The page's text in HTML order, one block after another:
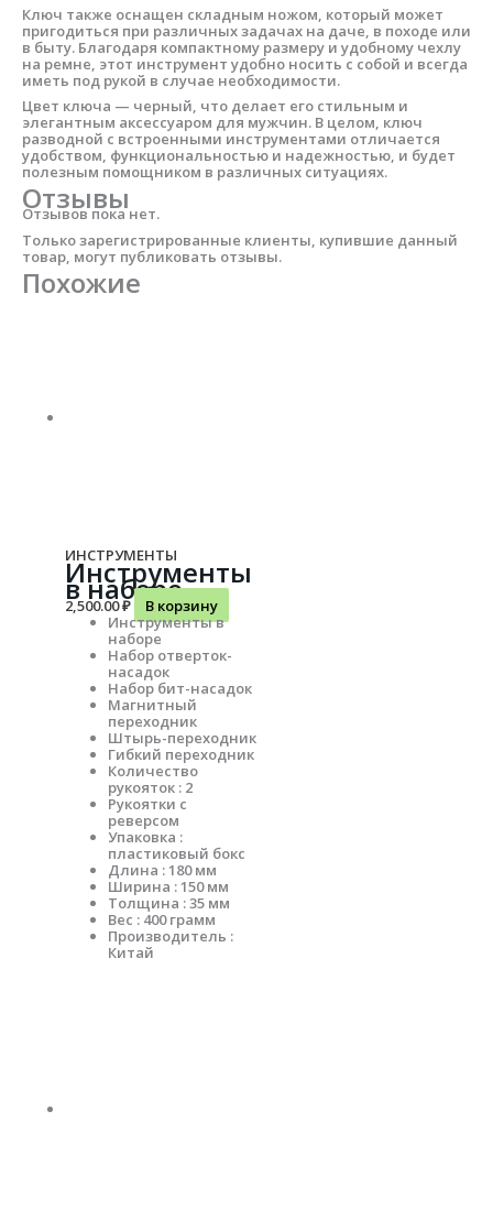
Ключ также оснащен складным ножом, который может
пригодиться при различных задачах на даче, в походе или
в быту. Благодаря компактному размеру и удобному чехлу
на ремне, этот инструмент удобно носить с собой и всегда
иметь под рукой в случае необходимости.
Цвет ключа — черный, что делает его стильным и
элегантным аксессуаром для мужчин. В целом, ключ
разводной с встроенными инструментами отличается
удобством, функциональностью и надежностью, и будет
полезным помощником в различных ситуациях.
Отзывы
Отзывов пока нет.
Только зарегистрированные клиенты, купившие данный
товар, могут публиковать отзывы.
Похожие
ИНСТРУМЕНТЫ
Инструменты
в наборе
2,500.00₽
В корзину
Инструменты в
наборе
Набор отверток-
насадок
Набор бит-насадок
Магнитный
переходник
Штырь-переходник
Гибкий переходник
Количество
рукояток : 2
Рукоятки с
реверсом
Упаковка :
пластиковый бокс
Длина : 180 мм
Ширина : 150 мм
Толщина : 35 мм
Вес : 400 грамм
Производитель :
Китай